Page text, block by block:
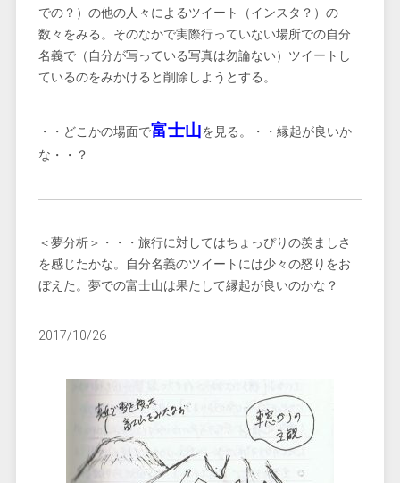
での？）の他の人々によるツイート（インスタ？）の
数々をみる。そのなかで実際行っていない場所での自分
名義で（自分が写っている写真は勿論ない）ツイートし
ているのをみかけると削除しようとする。
・・どこかの場面で富士山を見る。・・縁起が良いか
な・・？
＜夢分析＞・・・旅行に対してはちょっぴりの羨ましさ
を感じたかな。自分名義のツイートには少々の怒りをお
ぼえた。夢での富士山は果たして縁起が良いのかな？
2017/10/26